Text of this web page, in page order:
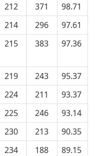
212 371
98.71
214 296
97.61
215 383 97.36
219 243
95.37
224 211
93.37
225 246
93.14
230 213
90.35
234 188
89.15